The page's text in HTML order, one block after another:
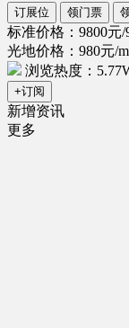
订展位 领门票
标准价格：9800元/
光地价格：980元/
浏览热度：
+订阅
新增资讯
更多